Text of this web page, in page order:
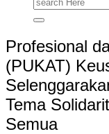
Profesional
(PUKAT)
Tema
Semua